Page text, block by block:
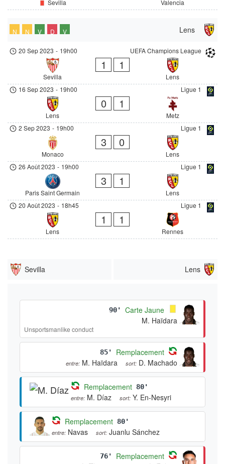
Sevilla Valencia
Lens
N N V D V
UEFA Champions League
20 Sep 2023 - 19h00
Sevilla
1 1
Lens
Ligue 1
16 Sep 2023 - 19h00
Lens
0 1
Metz
Ligue 1
2 Sep 2023 - 19h00
Monaco
3 0
Lens
Ligue 1
26 Août 2023 - 19h00
Paris Saint Germain
3 1
Lens
Ligue 1
20 Août 2023 - 18h45
Lens
1 1
Rennes
Sevilla Lens
90'
Carte Jaune
M. Haïdara
Unsportsmanlike conduct
85' Remplacement
entre: M. Haïdara sort: D. Machado
Remplacement 80'
entre: M. Díaz sort: Y. En-Nesyri
Remplacement 80'
entre: Navas sort: Juanlu Sánchez
76' Remplacement